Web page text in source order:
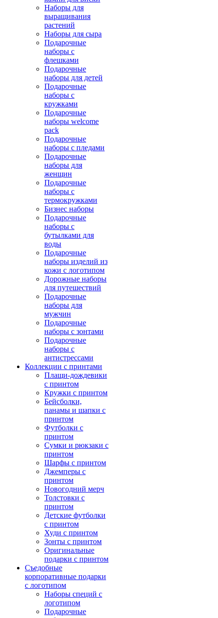
Наборы для
выращивания
растений
Наборы для сыра
Подарочные
наборы с
флешками
Подарочные
наборы для детей
Подарочные
наборы с
кружками
Подарочные
наборы welcome
pack
Подарочные
наборы с пледами
Подарочные
наборы для
женщин
Подарочные
наборы с
термокружками
Бизнес наборы
Подарочные
наборы с
бутылками для
воды
Подарочные
наборы изделий из
кожи с логотипом
Дорожные наборы
для путешествий
Подарочные
наборы для
мужчин
Подарочные
наборы с зонтами
Подарочные
наборы с
антистрессами
Коллекции с принтами
Плащи-дождевики
с принтом
Кружки с принтом
Бейсболки,
панамы и шапки с
принтом
Футболки с
принтом
Сумки и рюкзаки с
принтом
Шарфы с принтом
Джемперы с
принтом
Новогодний мерч
Толстовки с
принтом
Детские футболки
с принтом
Худи с принтом
Зонты с принтом
Оригинальные
подарки с принтом
Съедобные
корпоративные подарки
с логотипом
Наборы специй с
логотипом
Подарочные